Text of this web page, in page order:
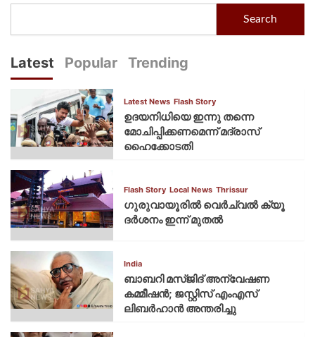
Search
Latest Popular Trending
Latest News Flash Story
ഉദയനിധിയെ ഇന്നു തന്നെ
മോചിപ്പിക്കണമെന്ന് മദ്രാസ്
ഹൈക്കോടതി
Flash Story Local News Thrissur
ഗുരുവായൂരില്‍ വെര്‍ച്വല്‍ ക്യൂ
ദര്‍ശനം ഇന്ന് മുതല്‍
India
ബാബറി മസ്ജിദ് അന്വേഷണ
കമ്മീഷന്‍; ജസ്റ്റിസ് എംഎസ്
ലിബര്‍ഹാന്‍ അന്തരിച്ചു